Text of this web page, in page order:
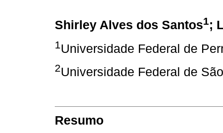
Shirley Alves dos Santos1;
1 Universidade Federal de
2Universidade Federal de
Resumo